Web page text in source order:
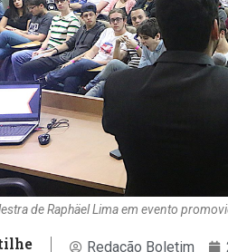
de Raphäel Lima em evento
Redação Boletim